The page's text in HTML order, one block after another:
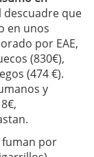
descuadre que
en unos
por EAE,
(830€),
(474 €).
y
fuman por